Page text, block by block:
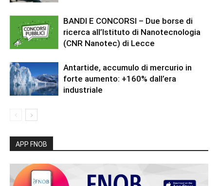
BANDI E CONCORSI – Due borse di
ricerca all’Istituto di Nanotecnologia
(CNR Nanotec) di Lecce
Antartide, accumulo di mercurio in
forte aumento: +160% dall’era
industriale
APP FNOB